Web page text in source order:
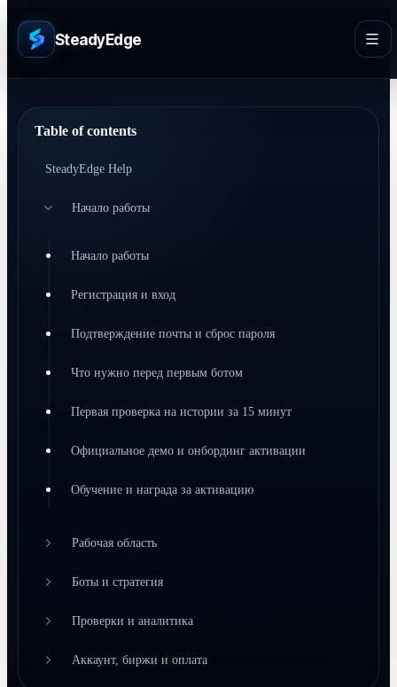
SteadyEdge
Table of contents
SteadyEdge Help
Начало работы
Начало работы
Регистрация и вход
Подтверждение почты и сброс пароля
Что нужно перед первым ботом
Первая проверка на истории за 15 минут
Официальное демо и онбординг активации
Обучение и награда за активацию
Рабочая область
Боты и стратегия
Проверки и аналитика
Аккаунт, биржи и оплата